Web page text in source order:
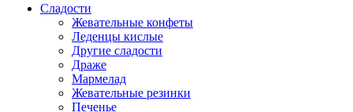
Сладости
Жевательные конфеты
Леденцы кислые
Другие сладости
Драже
Мармелад
Жевательные резинки
Печенье